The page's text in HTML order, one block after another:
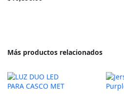
Más productos relacionados